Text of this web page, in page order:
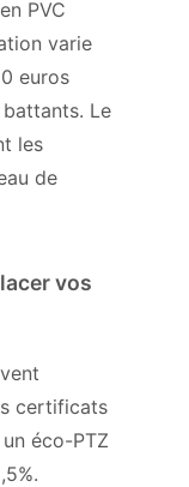
PVC
varie
euros
Le
les
de
vos
certificats
éco-PTZ